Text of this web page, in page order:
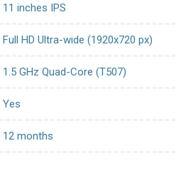
11 inches IPS
Full HD Ultra-wide (1920x720 px)
1.5 GHz Quad-Core (T507)
Yes
12 months